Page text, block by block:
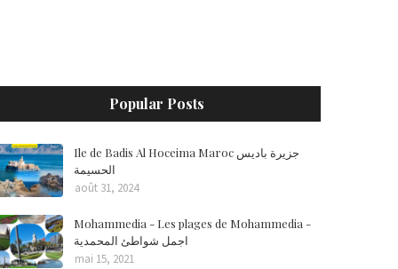
Popular Posts
Ile de Badis Al Hoceima Maroc جزيرة باديس
الحسيمة
août 31, 2024
Mohammedia - Les plages de Mohammedia -
اجمل شواطئ المحمدية
mai 15, 2021